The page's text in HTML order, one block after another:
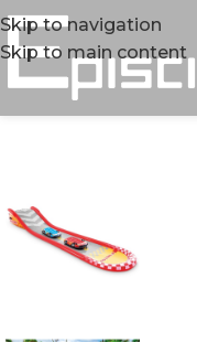
Skip to navigation
Skip to main content